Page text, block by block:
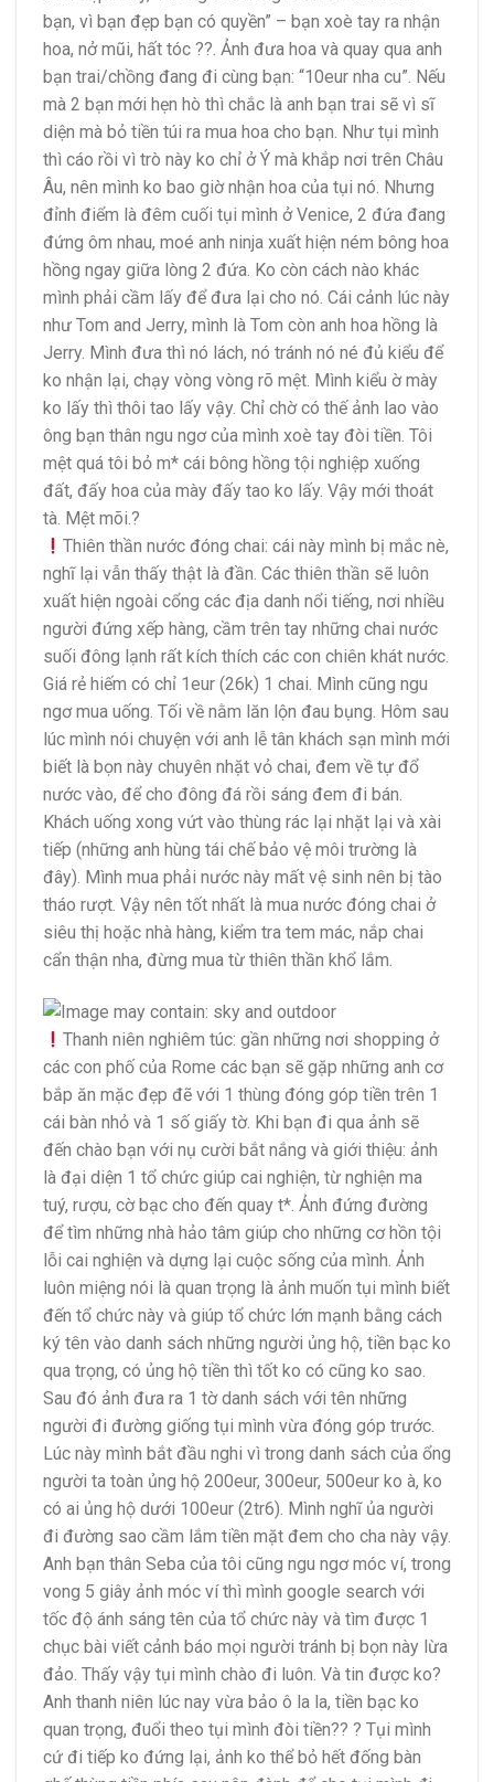
bạn, vì bạn đẹp bạn có quyền” – bạn xoè tay ra nhận
hoa, nở mũi, hất tóc ??. Ảnh đưa hoa và quay qua anh
bạn trai/chồng đang đi cùng bạn: “10eur nha cu”. Nếu
mà 2 bạn mới hẹn hò thì chắc là anh bạn trai sẽ vì sĩ
diện mà bỏ tiền túi ra mua hoa cho bạn. Như tụi mình
thì cáo rồi vì trò này ko chỉ ở Ý mà khắp nơi trên Châu
Âu, nên mình ko bao giờ nhận hoa của tụi nó. Nhưng
đỉnh điểm là đêm cuối tụi mình ở Venice, 2 đứa đang
đứng ôm nhau, moé anh ninja xuất hiện ném bông hoa
hồng ngay giữa lòng 2 đứa. Ko còn cách nào khác
mình phải cầm lấy để đưa lại cho nó. Cái cảnh lúc này
như Tom and Jerry, mình là Tom còn anh hoa hồng là
Jerry. Mình đưa thì nó lách, nó tránh nó né đủ kiểu để
ko nhận lại, chạy vòng vòng rõ mệt. Mình kiểu ờ mày
ko lấy thì thôi tao lấy vậy. Chỉ chờ có thế ảnh lao vào
ông bạn thân ngu ngơ của mình xoè tay đòi tiền. Tôi
mệt quá tôi bỏ m* cái bông hồng tội nghiệp xuống
đất, đấy hoa của mày đấy tao ko lấy. Vậy mới thoát
tà. Mệt mõi.?
Thiên thần nước đóng chai: cái này mình bị mắc nè,
nghĩ lại vẫn thấy thật là đần. Các thiên thần sẽ luôn
xuất hiện ngoài cổng các địa danh nổi tiếng, nơi nhiều
người đứng xếp hàng, cầm trên tay những chai nước
suối đông lạnh rất kích thích các con chiên khát nước.
Giá rẻ hiếm có chỉ 1eur (26k) 1 chai. Mình cũng ngu
ngơ mua uống. Tối về nằm lăn lộn đau bụng. Hôm sau
lúc mình nói chuyện với anh lễ tân khách sạn mình mới
biết là bọn này chuyên nhặt vỏ chai, đem về tự đổ
nước vào, để cho đông đá rồi sáng đem đi bán.
Khách uống xong vứt vào thùng rác lại nhặt lại và xài
tiếp (những anh hùng tái chế bảo vệ môi trường là
đây). Mình mua phải nước này mất vệ sinh nên bị tào
tháo rượt. Vậy nên tốt nhất là mua nước đóng chai ở
siêu thị hoặc nhà hàng, kiểm tra tem mác, nắp chai
cẩn thận nha, đừng mua từ thiên thần khổ lắm.
Thanh niên nghiêm túc: gần những nơi shopping ở
các con phố của Rome các bạn sẽ gặp những anh cơ
bắp ăn mặc đẹp đẽ với 1 thùng đóng góp tiền trên 1
cái bàn nhỏ và 1 số giấy tờ. Khi bạn đi qua ảnh sẽ
đến chào bạn với nụ cười bắt nắng và giới thiệu: ảnh
là đại diện 1 tổ chức giúp cai nghiện, từ nghiện ma
tuý, rượu, cờ bạc cho đến quay t*. Ảnh đứng đường
để tìm những nhà hảo tâm giúp cho những cơ hồn tội
lỗi cai nghiện và dựng lại cuộc sống của mình. Ảnh
luôn miệng nói là quan trọng là ảnh muốn tụi mình biết
đến tổ chức này và giúp tổ chức lớn mạnh bằng cách
ký tên vào danh sách những người ủng hộ, tiền bạc ko
qua trọng, có ủng hộ tiền thì tốt ko có cũng ko sao.
Sau đó ảnh đưa ra 1 tờ danh sách với tên những
người đi đường giống tụi mình vừa đóng góp trước.
Lúc này mình bắt đầu nghi vì trong danh sách của ổng
người ta toàn ủng hộ 200eur, 300eur, 500eur ko à, ko
có ai ủng hộ dưới 100eur (2tr6). Mình nghĩ ủa người
đi đường sao cầm lắm tiền mặt đem cho cha này vậy.
Anh bạn thân Seba của tôi cũng ngu ngơ móc ví, trong
vong 5 giây ảnh móc ví thì mình google search với
tốc độ ánh sáng tên của tổ chức này và tìm được 1
chục bài viết cảnh báo mọi người tránh bị bọn này lừa
đảo. Thấy vậy tụi mình chào đi luôn. Và tin được ko?
Anh thanh niên lúc nay vừa bảo ô la la, tiền bạc ko
quan trọng, đuổi theo tụi mình đòi tiền?? ? Tụi mình
cứ đi tiếp ko đứng lại, ảnh ko thể bỏ hết đống bàn